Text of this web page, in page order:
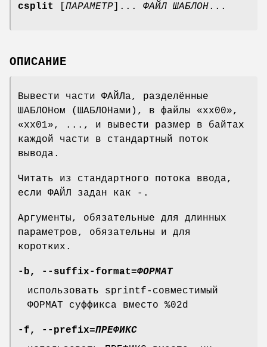
csplit ПАРАМЕТР ]... ФАЙЛ ШАБЛОН...
ОПИСАНИЕ
Вывести части ФАЙЛа, разделённые
ШАБЛОНом (ШАБЛОНами), в файлы «xx00»,
«xx01», ..., и вывести размер в байтах
каждой части в стандартный поток
вывода.
Читать из стандартного потока ввода,
если ФАЙЛ задан как -.
Аргументы, обязательные для длинных
параметров, обязательны и для
коротких.
-b , --suffix-format=ФОРМАТ
использовать sprintf-совместимый
ФОРМАТ суффикса вместо %02d
-f , --prefix=ПРЕФИКС